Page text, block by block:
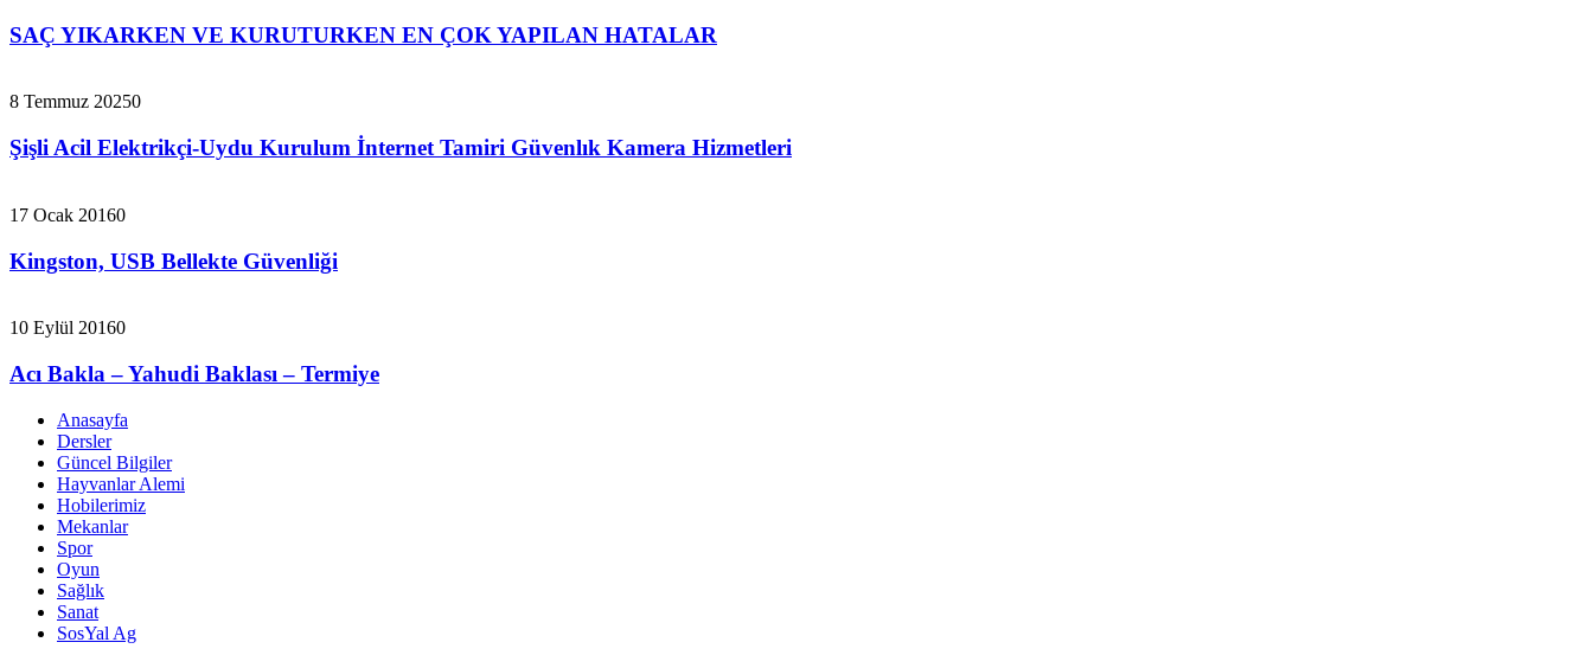
SAÇ YIKARKEN VE KURUTURKEN EN ÇOK YAPILAN HATALAR
8 Temmuz 20250
Şişli Acil Elektrikçi-Uydu Kurulum İnternet Tamiri Güvenlık Kamera Hizmetleri
17 Ocak 20160
Kingston, USB Bellekte Güvenliği
10 Eylül 20160
Acı Bakla – Yahudi Baklası – Termiye
Anasayfa
Dersler
Güncel Bilgiler
Hayvanlar Alemi
Hobilerimiz
Mekanlar
Spor
Oyun
Sağlık
Sanat
SosYal Ag